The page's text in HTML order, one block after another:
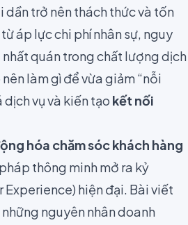
dần trở nên thách thức và tốn
áp lực chi phí nhân sự, nguy
quán trong chất lượng dịch
làm gì để vừa giảm “nỗi
vụ và kiến tạo kết nối
hóa chăm sóc khách hàng
thông minh mở ra kỷ
Experience) hiện đại. Bài viết
nguyên nhân doanh